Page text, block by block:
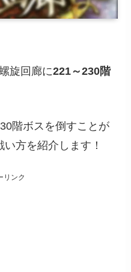
旋回廊に221～230階
階ボスを倒すことが
方を紹介します！
リンク